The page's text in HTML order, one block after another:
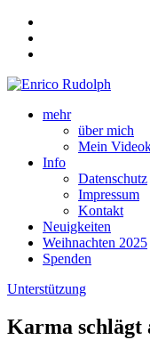
mehr
über mich
Mein
Info
Datenschutz
Impressum
Kontakt
Neuigkeiten
Weihnachten 2025
Spenden
Unterstützung
Karma schlägt